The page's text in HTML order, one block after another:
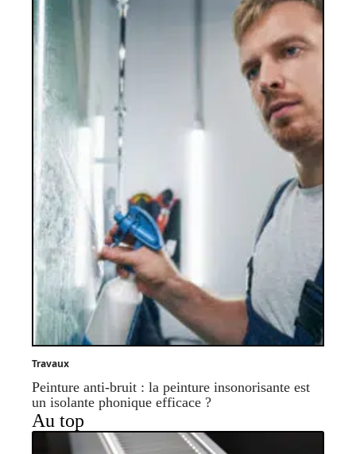
Travaux
Peinture anti-bruit : la peinture insonorisante est
un isolante phonique efficace ?
Au top